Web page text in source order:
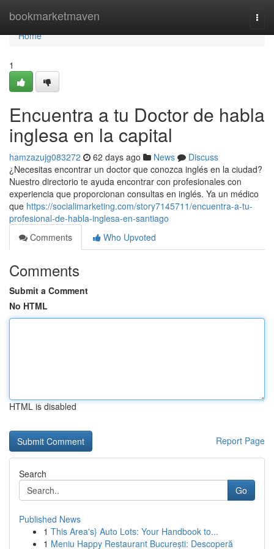
bookmarketmaven
Home
Home
1
Encuentra a tu Doctor de habla
inglesa en la capital
hamzazujg083272 62 days ago News
Discuss
¿Necesitas encontrar un doctor que conozca inglés en la ciudad?
Nuestro directorio te ayuda encontrar con profesionales con
experiencia que proporcionan consultas en inglés. Ya un médico
que https://socialimarketing.com/story7145711/encuentra-a-tu-
profesional-de-habla-inglesa-en-santiago
Comments
Who Upvoted
Comments
Submit a Comment
No HTML
HTML is disabled
Report Page
Search
Go
Published News
1 This Area's} Auto Lots: Your Handbook to...
1 Meniu Happy Restaurant București: Descoperă